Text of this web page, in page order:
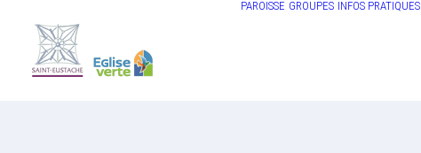
PAROISSE GROUPES INFOS PRATIQUES